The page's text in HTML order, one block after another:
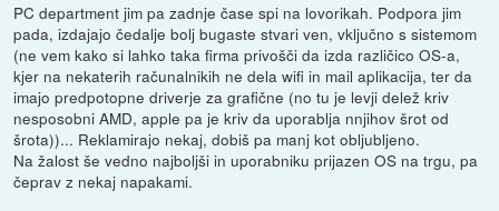
PC department jim pa zadnje čase spi na lovorikah. Podpora jim
pada, izdajajo čedalje bolj bugaste stvari ven, vključno s sistemom
(ne vem kako si lahko taka firma privošči da izda različico OS-a,
kjer na nekaterih računalnikih ne dela wifi in mail aplikacija, ter da
imajo predpotopne driverje za grafične (no tu je levji delež kriv
nesposobni AMD, apple pa je kriv da uporablja nnjihov šrot od
šrota))... Reklamirajo nekaj, dobiš pa manj kot obljubljeno.
Na žalost še vedno najboljši in uporabniku prijazen OS na trgu, pa
čeprav z nekaj napakami.